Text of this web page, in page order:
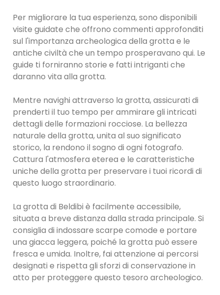
Per migliorare la tua esperienza, sono disponibili
visite guidate che offrono commenti approfonditi
sul l'importanza archeologica della grotta e le
antiche civiltà che un tempo prosperavano qui. Le
guide ti forniranno storie e fatti intriganti che
daranno vita alla grotta.
Mentre navighi attraverso la grotta, assicurati di
prenderti il ​​tuo tempo per ammirare gli intricati
dettagli delle formazioni rocciose. La bellezza
naturale della grotta, unita al suo significato
storico, la rendono il sogno di ogni fotografo.
Cattura l'atmosfera eterea e le caratteristiche
uniche della grotta per preservare i tuoi ricordi di
questo luogo straordinario.
La grotta di Beldibi è facilmente accessibile,
situata a breve distanza dalla strada principale. Si
consiglia di indossare scarpe comode e portare
una giacca leggera, poiché la grotta può essere
fresca e umida. Inoltre, fai attenzione ai percorsi
designati e rispetta gli sforzi di conservazione in
atto per proteggere questo tesoro archeologico.